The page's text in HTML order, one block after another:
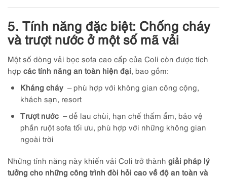
5. Tính năng đặc biệt: Chống cháy
và trượt nước ở một số mã vải
Một số dòng vải bọc sofa cao cấp của Coli còn được tích
hợp các tính năng an toàn hiện đại, bao gồm:
Kháng cháy – phù hợp với không gian công cộng,
khách sạn, resort
Trượt nước – dễ lau chùi, hạn chế thấm ẩm, bảo vệ
phần ruột sofa tối ưu, phù hợp với những không gian
ngoài trời
Những tính năng này khiến vải Coli trở thành giải pháp lý
tưởng cho những công trình đòi hỏi cao về độ an toàn và